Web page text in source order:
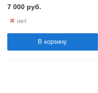
7 000 руб.
нет
В корзину